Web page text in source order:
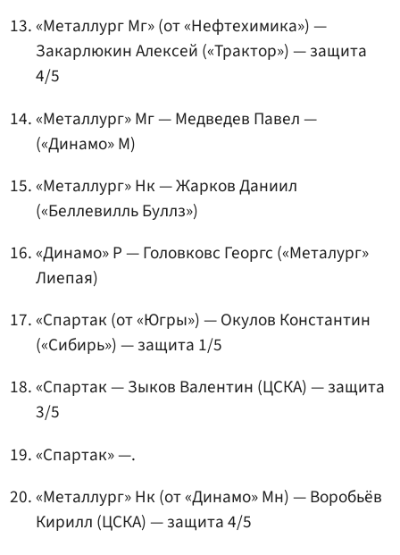
«Металлург Мг» (от «Нефтехимика») —
Закарлюкин Алексей («Трактор») — защита
4/5
«Металлург» Мг —Медведев Павел—
(«Динамо» М)
«Металлург» Нк —Жарков Даниил
(«Беллевилль Буллз»)
«Динамо» Р — Головковс Георгс («Металург»
Лиепая)
«Спартак (от «Югры») —Окулов Константин
(«Сибирь») — защита 1/5
«Спартак —Зыков Валентин (ЦСКА) — защита
3/5
«Спартак» —.
«Металлург» Нк (от «Динамо» Мн) —Воробьёв
Кирилл (ЦСКА) — защита 4/5